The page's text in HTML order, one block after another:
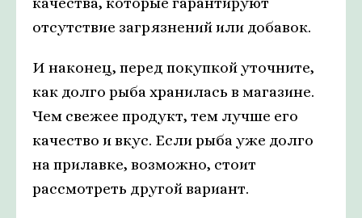
отсутствие загрязнений или добавок.
И наконец, перед покупкой уточните,
как долго рыба хранилась в магазине.
Чем свежее продукт, тем лучше его
качество и вкус. Если рыба уже долго
на прилавке, возможно, стоит
рассмотреть другой вариант.